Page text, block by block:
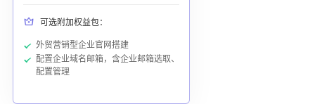
可选附加权益包：
外贸营销型企业官网搭建
配置企业域名邮箱，含企业邮箱选取、
配置管理